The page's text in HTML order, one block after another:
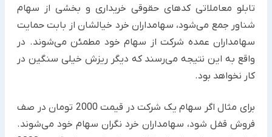
تابلو معاملاتی کدهای حقوقی خریداری و بخشی از سهام
شناور جمع می‌شود، سهامداران خرد خیالشان از بابت حمایت
سهامداران عمده شرکت از سهام خود مطمئن می‌شوند. در
واقع به این نتیجه می‌رسند که دیگر ریزش خیلی سنگین در
کار نخواهد بود.
برای مثال اگر سهام یک شرکت در قیمت 2000 تومان در صف
فروش قفل شود، سهامداران خرد نگران سهام خود می‌شوند.